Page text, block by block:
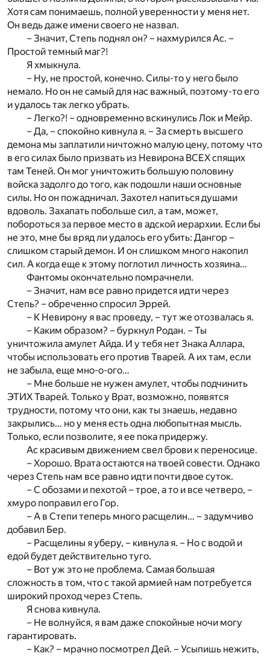
Хотя сам понимаешь, полной уверенности у меня нет.
Он ведь даже имени своего не назвал.
– Значит, Степь поднял он? – нахмурился Ас. –
Простой темный маг?!
Я хмыкнула.
– Ну, не простой, конечно. Силы-то у него было
немало. Но он не самый для нас важный, поэтому-то его
и удалось так легко убрать.
– Легко?! – одновременно вскинулись Лок и Мейр.
– Да, – спокойно кивнула я. – За смерть высшего
демона мы заплатили ничтожно малую цену, потому что
в его силах было призвать из Невирона ВСЕХ спящих
там Теней. Он мог уничтожить большую половину
войска задолго до того, как подошли наши основные
силы. Но он пожадничал. Захотел напиться душами
вдоволь. Захапать побольше сил, а там, может,
побороться за первое место в адской иерархии. Если бы
не это, мне бы вряд ли удалось его убить: Дангор –
слишком старый демон. И он слишком много накопил
сил. А когда еще к этому поглотил личность хозяина…
Фантомы окончательно помрачнели.
– Значит, нам все равно придется идти через
Степь? – обреченно спросил Эррей.
– К Невирону я вас проведу, – тут же отозвалась я.
– Каким образом? – буркнул Родан. – Ты
уничтожила амулет Айда. И у тебя нет Знака Аллара,
чтобы использовать его против Тварей. А их там, если
не забыла, еще мно-о-ого…
– Мне больше не нужен амулет, чтобы подчинить
ЭТИХ Тварей. Только у Врат, возможно, появятся
трудности, потому что они, как ты знаешь, недавно
закрылись… но у меня есть одна любопытная мысль.
Только, если позволите, я ее пока придержу.
Ас красивым движением свел брови к переносице.
– Хорошо. Врата остаются на твоей совести. Однако
через Степь нам все равно идти почти двое суток.
– С обозами и пехотой – трое, а то и все четверо, –
хмуро поправил его Гор.
– А в Степи теперь много расщелин… – задумчиво
добавил Бер.
– Расщелины я уберу, – кивнула я. – Но с водой и
едой будет действительно туго.
– Вот уж это не проблема. Самая большая
сложность в том, что с такой армией нам потребуется
широкий проход через Степь.
Я снова кивнула.
– Не волнуйся, я вам даже спокойные ночи могу
гарантировать.
– Как? – мрачно посмотрел Дей. – Усыпишь нежить,